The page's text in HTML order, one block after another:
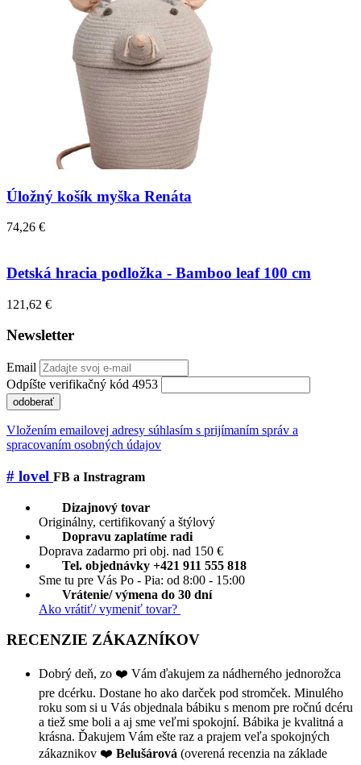
Úložný košík myška Renáta
74,26 €
Detská hracia podložka - Bamboo leaf 100 cm
121,62 €
Newsletter
Email
Odpíšte verifikačný kód 4953
odoberať
Vložením emailovej adresy súhlasím s prijímaním správ a
spracovaním osobných údajov
# lovel FB a Instragram
Dizajnový tovar
Originálny, certifikovaný a štýlový
Dopravu zaplatíme radi
Doprava zadarmo pri obj. nad 150 €
Tel. objednávky +421 911 555 818
Sme tu pre Vás Po - Pia: od 8:00 - 15:00
Vrátenie/ výmena do 30 dní
Ako vrátiť/ vymeniť tovar?
RECENZIE ZÁKAZNÍKOV
Dobrý deň, zo ❤️ Vám ďakujem za nádherného jednorožca
pre dcérku. Dostane ho ako darček pod stromček. Minulého
roku som si u Vás objednala bábiku s menom pre ročnú dcéru
a tiež sme boli a aj sme veľmi spokojní. Bábika je kvalitná a
krásna. Ďakujem Vám ešte raz a prajem veľa spokojných
zákaznikov ❤️ Belušárová (overená recenzia na základe